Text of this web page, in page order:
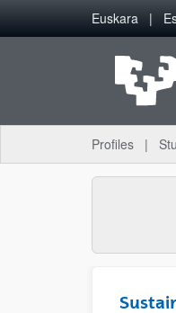
Skip to Main Content
Euskara
Profiles